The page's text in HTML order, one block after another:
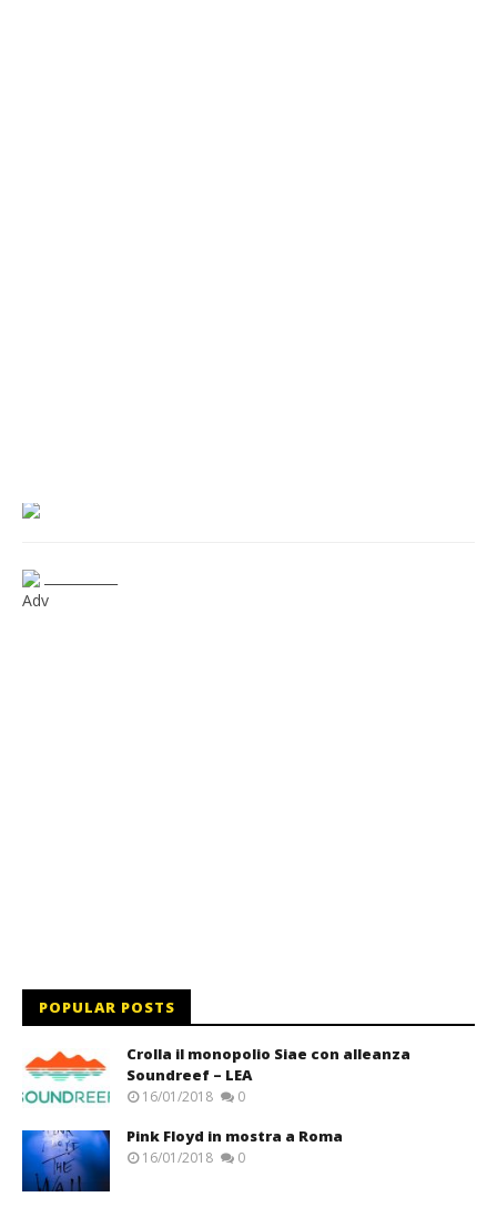
Adv
POPULAR POSTS
Crolla il monopolio Siae con alleanza
Soundreef – LEA
16/01/2018 0
Pink Floyd in mostra a Roma
16/01/2018 0